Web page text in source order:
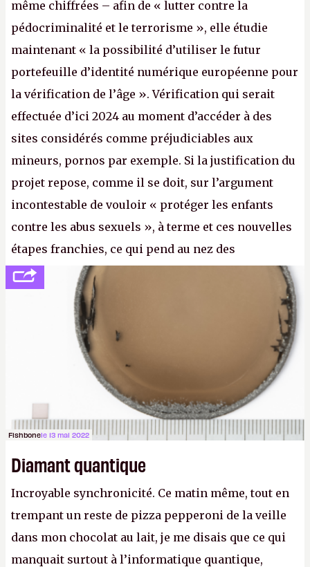
même chiffrées – afin de « lutter contre la
pédocriminalité et le terrorisme », elle étudie
maintenant « la possibilité d’utiliser le futur
portefeuille d’identité numérique européenne pour
la vérification de l’âge ». Vérification qui serait
effectuée d’ici 2024 au moment d’accéder à des
sites considérés comme préjudiciables aux
mineurs, pornos par exemple. Si la justification du
projet repose, comme il se doit, sur l’argument
incontestable de vouloir « protéger les enfants
contre les abus sexuels », à terme et ces nouvelles
étapes franchies, ce qui pend au nez des
internautes est à n'en point douter la mise en place
de l’identification obligatoire pour se connecter au
http://cpc.cx/AH432N1
- Crédit photo : Pexels -
Fishbonele 13 mai 2022
Diamant quantique
Incroyable synchronicité. Ce matin même, tout en
trempant un reste de pizza pepperoni de la veille
dans mon chocolat au lait, je me disais que ce qui
manquait surtout à l’informatique quantique,